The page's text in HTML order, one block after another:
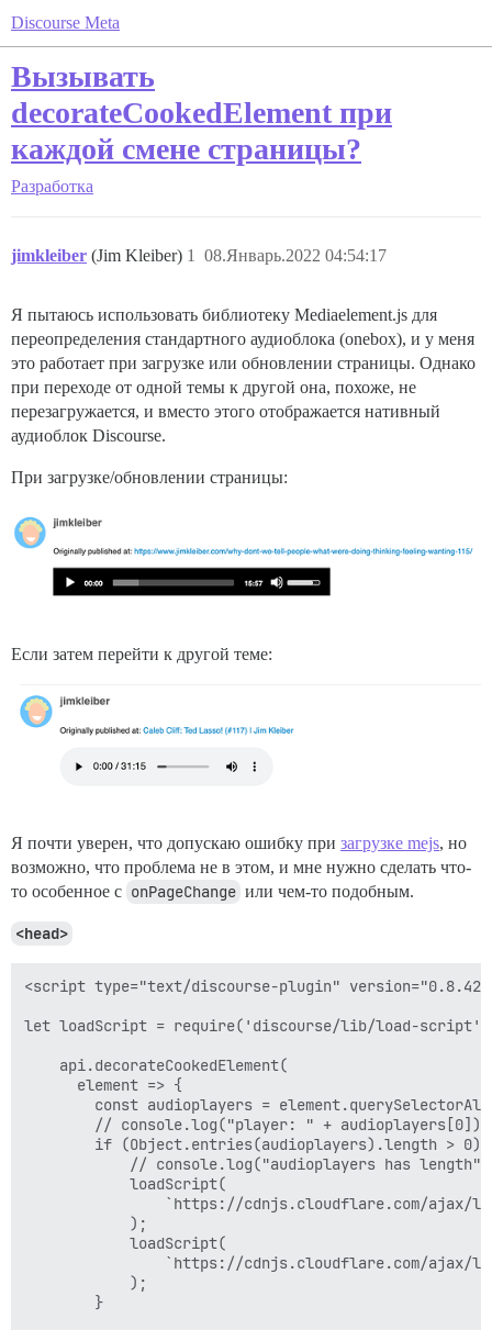
Discourse Meta
Вызывать
decorateCookedElement при
каждой смене страницы?
Разработка
jimkleiber (Jim Kleiber) 08.Январь.2022 04:54:17
1
Я пытаюсь использовать библиотеку Mediaelement.js для
переопределения стандартного аудиоблока (onebox), и у меня
это работает при загрузке или обновлении страницы. Однако
при переходе от одной темы к другой она, похоже, не
перезагружается, и вместо этого отображается нативный
аудиоблок Discourse.
При загрузке/обновлении страницы:
Если затем перейти к другой теме:
Я почти уверен, что допускаю ошибку при загрузке mejs, но
возможно, что проблема не в этом, и мне нужно сделать что-
то особенное с onPageChange или чем-то подобным.
<head>
<script type="text/discourse-plugin"
let loadScript = require('discourse/lib/load-
    api.decorateCookedElement(
      element => {
const audioplayers =
        // console.log("player: " + audioplayers[0]);
if (Object.entries(audioplayers).length > 0)
// console.log("audioplayers has
            loadScript(
`https://cdnjs.cloudflare.com/ajax/
            );
            loadScript(
`https://cdnjs.cloudflare.com/ajax/
            );
        }